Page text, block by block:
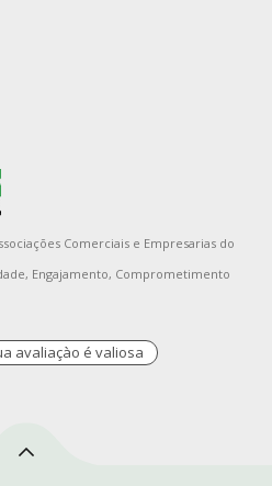
Comerciais e Empresarias do
Engajamento, Comprometimento
avaliaçào é valiosa